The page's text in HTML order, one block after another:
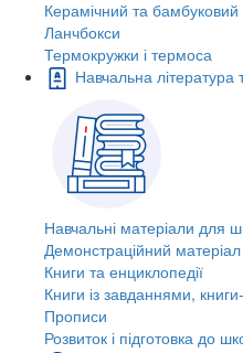
Керамічний та
Ланчбокси
Термокружки і термоса
Навчальна література
Навчальні матеріали для
Демонстраційний матеріал
Книги та енциклопедії
Книги із завданнями,
Прописи
Розвиток і підготовка до